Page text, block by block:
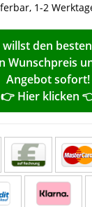
1-2
willst den
Wunschpreis
Angebot sofort!
👉 Hier klicken